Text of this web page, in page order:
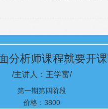
分析师课程就要开
/主讲人：王学富/
第一期第四阶段
价格：3800